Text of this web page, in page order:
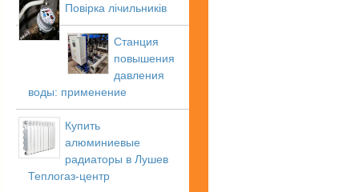
Повірка лічильників
Станция
повышения
давления
воды: применение
Купить
алюминиевые
радиаторы в Лушев
Теплогаз-центр